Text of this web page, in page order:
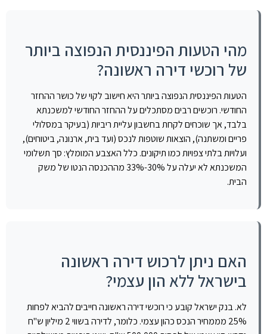
מהי הטעות הפיננסית הנפוצה ביותר
של רוכשי דירה ראשונה?
הטעות הפיננסית הנפוצה ביותר היא חישוב לקוי של כושר ההחזר
החודשי. רוכשים רבים מסתכלים על ההחזר החודשי למשכנתא
בלבד, אך שוכחים לקחת בחשבון עליית ריביות (בעיקר במסלולי
פריים ומשתנה), הוצאות שוטפות לנכס (ועד בית, ארנונה, ביטוחים),
ועלויות בלתי צפויות כמו תיקונים. כלל האצבע המומלץ: סך תשלומי
המשכנתא לא יעלה על 30%-33% מההכנסה הנטו של משק
הבית.
האם ניתן לרכוש דירה ראשונה
בישראל ללא הון עצמי?
לא. בנק ישראל קובע כי רוכשי דירה ראשונה חייבים להביא לפחות
25% מממחיר הנכס כהון עצמי. כלומר, לדירה בשווי 2 מיליון ש"ח